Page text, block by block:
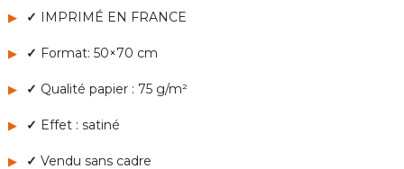
✓ IMPRIMÉ EN FRANCE
✓ Format: 50×70 cm
✓ Qualité papier : 75 g/m²
✓ Effet : satiné
✓ Vendu sans cadre